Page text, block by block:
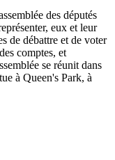
des députés
eux et leur
de débattre et de voter
comptes, et
se réunit dans
à Queen's Park, à